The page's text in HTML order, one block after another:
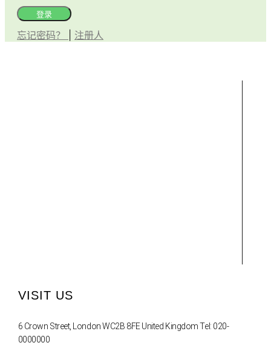
登录
忘记密码？ 注册人
VISIT US
6 Crown Street, London WC2B 8FE United Kingdom Tel: 020-
0000000